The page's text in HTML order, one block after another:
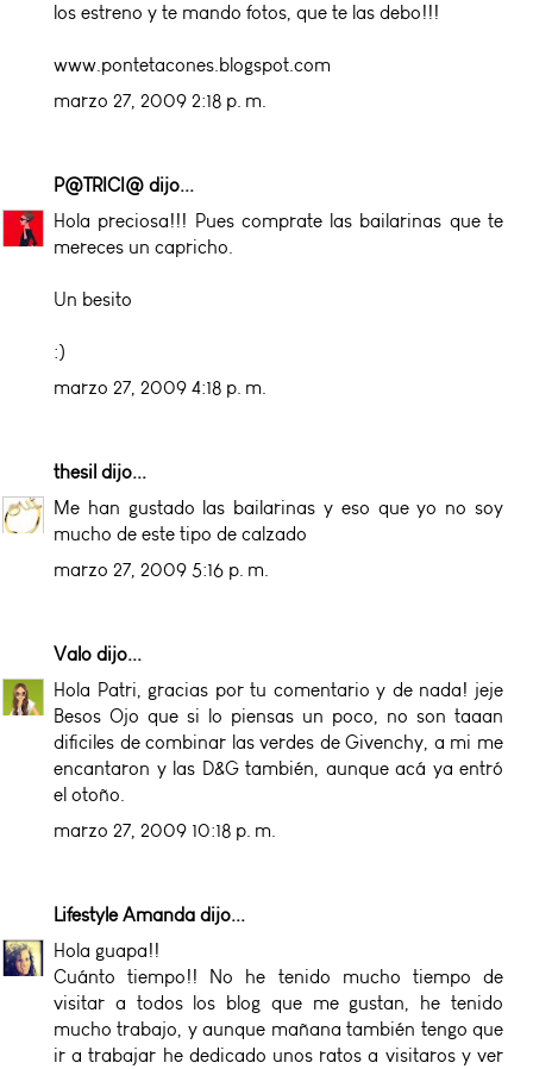
los estreno y te mando fotos, que te las debo!!!
www.pontetacones.blogspot.com
marzo 27, 2009 2:18 p. m.
P@TRICI@ dijo...
Hola preciosa!!! Pues comprate las bailarinas que te
mereces un capricho.
Un besito
:)
marzo 27, 2009 4:18 p. m.
thesil dijo...
Me han gustado las bailarinas y eso que yo no soy
mucho de este tipo de calzado
marzo 27, 2009 5:16 p. m.
Valo dijo...
Hola Patri, gracias por tu comentario y de nada! jeje
Besos Ojo que si lo piensas un poco, no son taaan
dificiles de combinar las verdes de Givenchy, a mi me
encantaron y las D&G también, aunque acá ya entró
el otoño.
marzo 27, 2009 10:18 p. m.
Lifestyle Amanda dijo...
Hola guapa!!
Cuánto tiempo!! No he tenido mucho tiempo de
visitar a todos los blog que me gustan, he tenido
mucho trabajo, y aunque mañana también tengo que
ir a trabajar he dedicado unos ratos a visitaros y ver